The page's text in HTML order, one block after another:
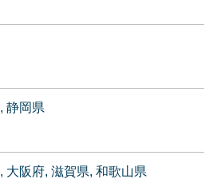
静岡県
大阪府 滋賀県 和歌山県